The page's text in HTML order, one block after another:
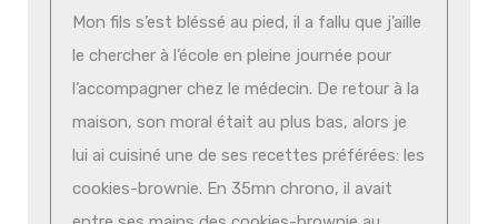
Mon fils s’est bléssé au pied, il a fallu que j’aille
le chercher à l’école en pleine journée pour
l’accompagner chez le médecin. De retour à la
maison, son moral était au plus bas, alors je
lui ai cuisiné une de ses recettes préférées: les
cookies-brownie. En 35mn chrono, il avait